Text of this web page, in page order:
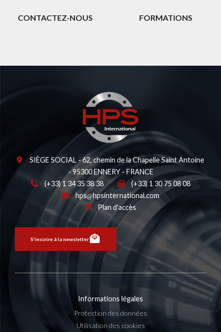
CONTACTEZ-NOUS FORMATIONS
SIÈGE SOCIAL - 62, chemin de la Chapelle Saint Antoine
- 95300 ENNERY - FRANCE
(+33) 1 34 35 38 38
(+33) 1 30 75 08 08
hps
hpsinternational.com
Plan d'accès
S'inscrire à la newsletter
Informations légales
Protection des données
Utilisation des cookies